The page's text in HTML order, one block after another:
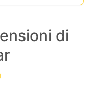
di